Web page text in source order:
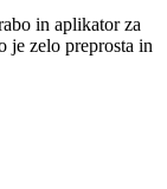
in aplikator za
je zelo preprosta in